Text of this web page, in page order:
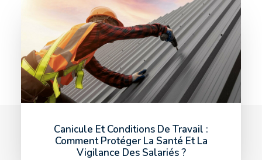
Canicule Et Conditions De Travail :
Comment Protéger La Santé Et La
Vigilance Des Salariés ?